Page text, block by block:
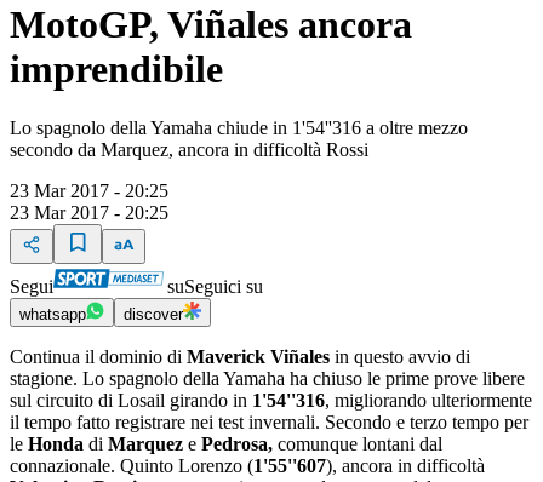
MotoGP, Viñales ancora
imprendibile
Lo spagnolo della Yamaha chiude in 1'54''316 a oltre mezzo
secondo da Marquez, ancora in difficoltà Rossi
23 Mar 2017 - 20:25
23 Mar 2017 - 20:25
Segui suSeguici su
whatsapp discover
Continua il dominio di Maverick Viñales in questo avvio di
stagione. Lo spagnolo della Yamaha ha chiuso le prime prove libere
sul circuito di Losail girando in 1'54''316, migliorando ulteriormente
il tempo fatto registrare nei test invernali. Secondo e terzo tempo per
le Honda di Marquez e Pedrosa, comunque lontani dal
connazionale. Quinto Lorenzo (1'55''607), ancora in difficoltà